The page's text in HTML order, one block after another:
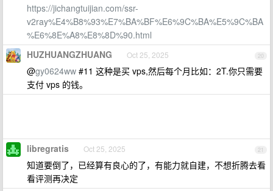
https://jichangtuijian.com/ssr-
v2ray%E4%B8%93%E7%BA%BF%E6%9C%BA%E5%9C%BA
%E6%8E%A8%E8%8D%90.html
20
HUZHUANGZHUANG Oct 25, 2025
@gy0624ww #11 这种是买 vps,然后每个月比如：2T.你只需要
支付 vps 的钱。
21
libregratis Oct 25, 2025
知道要倒了，已经算有良心的了，有能力就自建，不想折腾去看
看评测再决定